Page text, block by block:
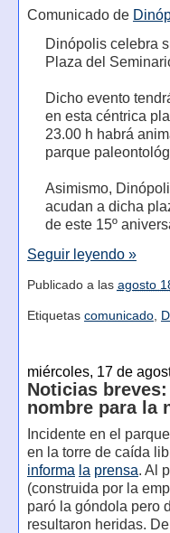
Comunicado de
Dinópolis celebra
Plaza del
Dicho evento
en esta céntrica
23.00 h habrá
parque
Asimismo,
acudan a dicha
de este 15º
Seguir leyendo »
Publicado a las agosto
Etiquetas comunicado,
miércoles, 17 de
Noticias
nombre para la
Incidente en el
en la torre de caída
informa la prensa. Al
(construida por la
paró la góndola pero
resultaron heridas.